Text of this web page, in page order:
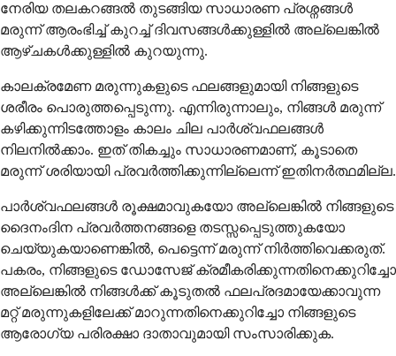
നേരിയ തലകറങ്ങൽ തുടങ്ങിയ സാധാരണ പ്രശ്നങ്ങൾ
മരുന്ന് ആരംഭിച്ച് കുറച്ച് ദിവസങ്ങൾക്കുള്ളിൽ അല്ലെങ്കിൽ
ആഴ്ചകൾക്കുള്ളിൽ കുറയുന്നു.
കാലക്രമേണ മരുന്നുകളുടെ ഫലങ്ങളുമായി നിങ്ങളുടെ
ശരീരം പൊരുത്തപ്പെടുന്നു. എന്നിരുന്നാലും, നിങ്ങൾ മരുന്ന്
കഴിക്കുന്നിടത്തോളം കാലം ചില പാർശ്വഫലങ്ങൾ
നിലനിൽക്കാം. ഇത് തികച്ചും സാധാരണമാണ്, കൂടാതെ
മരുന്ന് ശരിയായി പ്രവർത്തിക്കുന്നില്ലെന്ന് ഇതിനർത്ഥമില്ല.
പാർശ്വഫലങ്ങൾ രൂക്ഷമാവുകയോ അല്ലെങ്കിൽ നിങ്ങളുടെ
ദൈനംദിന പ്രവർത്തനങ്ങളെ തടസ്സപ്പെടുത്തുകയോ
ചെയ്യുകയാണെങ്കിൽ, പെട്ടെന്ന് മരുന്ന് നിർത്തിവെക്കരുത്.
പകരം, നിങ്ങളുടെ ഡോസേജ് ക്രമീകരിക്കുന്നതിനെക്കുറിച്ചോ
അല്ലെങ്കിൽ നിങ്ങൾക്ക് കൂടുതൽ ഫലപ്രദമായേക്കാവുന്ന
മറ്റ് മരുന്നുകളിലേക്ക് മാറുന്നതിനെക്കുറിച്ചോ നിങ്ങളുടെ
ആരോഗ്യ പരിരക്ഷാ ദാതാവുമായി സംസാരിക്കുക.